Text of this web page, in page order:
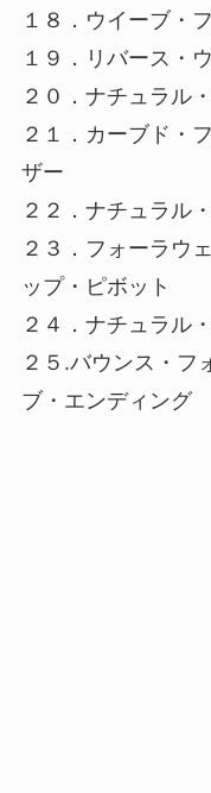
１８．ウイーブ・
１９．リバース・
２０．ナチュラル
２１．カーブド・
ザー
２２．ナチュラル
２３．フォーラウ
ップ・ピボット
２４．ナチュラル
２５.バウンス・フ
ブ・エンディング